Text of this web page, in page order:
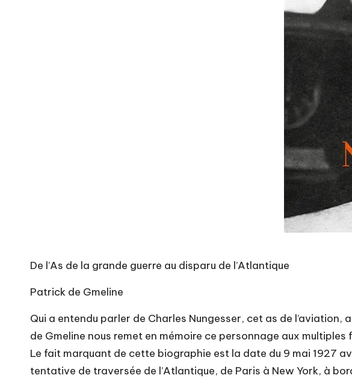
De l’As de la grande guerre au disparu de l’Atlantique
Patrick de Gmeline
Qui a entendu parler de Charles Nungesser, cet as de
de Gmeline nous remet en mémoire ce personnage aux
Le fait marquant de cette biographie est la date du 9 mai 1927
tentative de traversée de l’Atlantique, de Paris à New York, à